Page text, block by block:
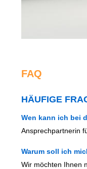
FAQ
HÄUFIGE
Wen kann ich bei
Ansprechpartnerin
Warum soll ich
Wir möchten Ihnen